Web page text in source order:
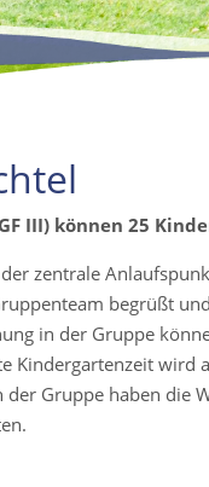
III) können 25
zentrale
begrüßt
in der Gruppe
Kindergartenzeit wird
der Gruppe haben die